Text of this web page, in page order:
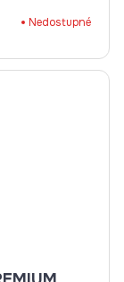
Nedostupné